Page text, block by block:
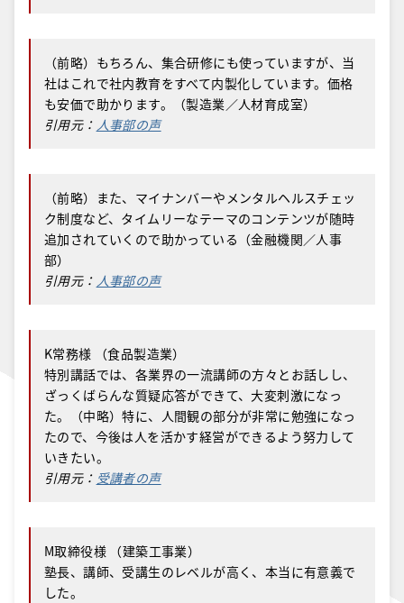
（前略）もちろん、集合研修にも使っていますが、当
社はこれで社内教育をすべて内製化しています。価格
も安価で助かります。（製造業／人材育成室）
引用元： 人事部の声
（前略）また、マイナンバーやメンタルヘルスチェッ
ク制度など、タイムリーなテーマのコンテンツが随時
追加されていくので助かっている（金融機関／人事
部）
引用元： 人事部の声
K常務様 （食品製造業）
特別講話では、各業界の一流講師の方々とお話しし、
ざっくばらんな質疑応答ができて、大変刺激になっ
た。（中略）特に、人間観の部分が非常に勉強になっ
たので、今後は人を活かす経営ができるよう努力して
いきたい。
引用元： 受講者の声
M取締役様 （建築工事業）
塾長、講師、受講生のレベルが高く、本当に有意義で
した。